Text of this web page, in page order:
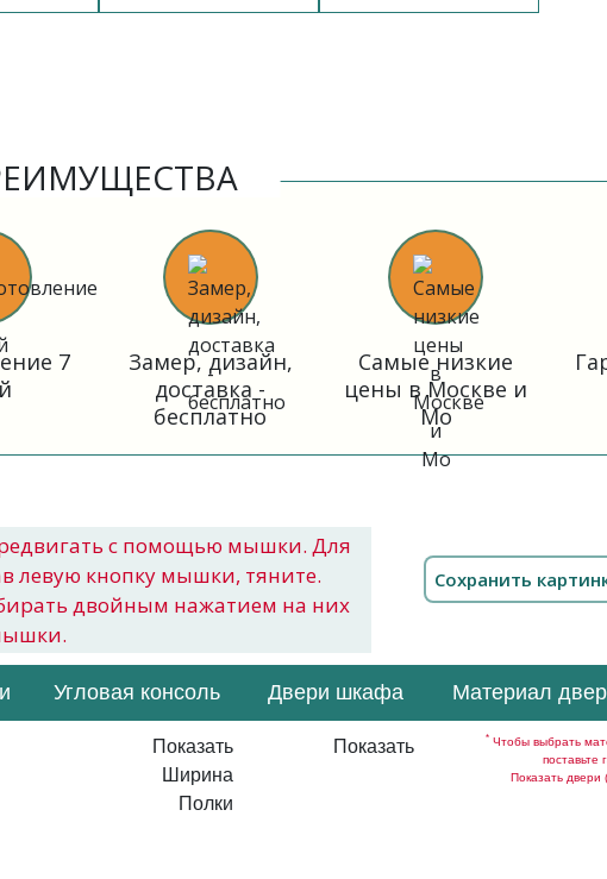
7
Замер, дизайн,
доставка -
бесплатно
Самые низкие
цены в Москве и
Мо
с помощью мышки. Для
левую кнопку мышки, тяните.
двойным нажатием на них
Угловая консоль Двери шкафа Материал
Показать
Ширина
Полки
Показать * Чтобы выбрать
поставьте
Показать двери